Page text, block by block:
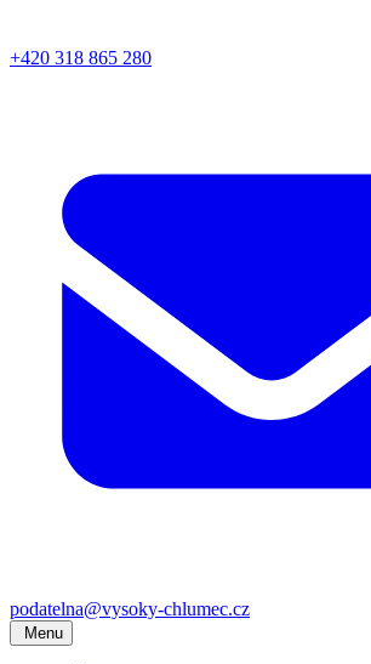
+420 318 865 280
podatelna@vysoky-chlumec.cz
Menu